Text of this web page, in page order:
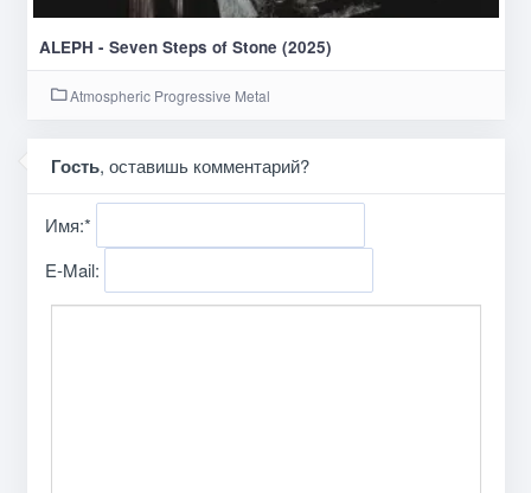
ALEPH - Seven Steps of Stone (2025)
Atmospheric Progressive Metal
Гость, оставишь комментарий?
Имя:*
E-Mail: